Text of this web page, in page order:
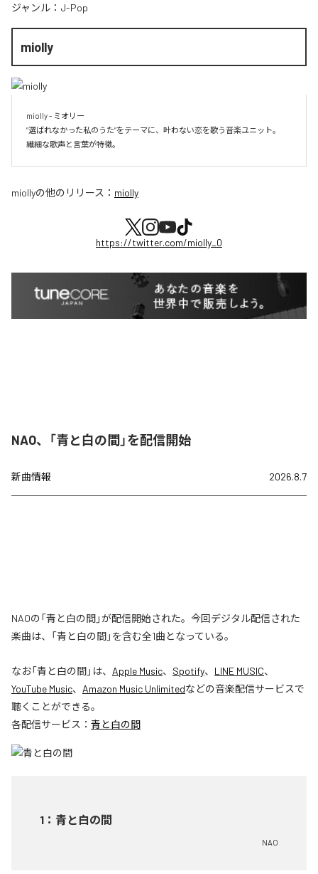
ジャンル： J-Pop
miolly
miolly - ミオリー
”選ばれなかった私のうた”をテーマに、叶わない恋を歌う音楽ユニット。
miollyの他のリリース： miolly
https://twitter.com/miolly_0
NAO、「青と白の間」を配信開始
新曲情報 2026.8.7
NAOの「青と白の間」が配信開始された。今回デジタル配信された
楽曲は、「青と白の間」を含む全1曲となっている。
なお「青と白の間」は、 Apple Music、 Spotify、 LINE MUSIC、
YouTube Music、 Amazon Music Unlimitedなどの音楽配信サービスで
聴くことができる。
各配信サービス： 青と白の間
1 ： 青と白の間
NAO